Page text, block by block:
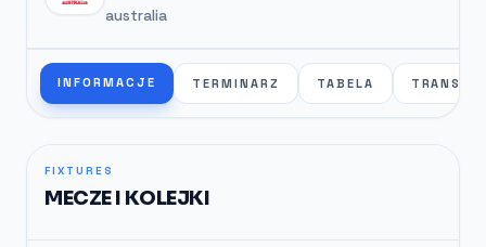
australia
INFORMACJE TERMINARZ TABELA
FIXTURES
MECZE I KOLEJKI